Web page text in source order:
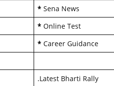
* Sena News
* Online Test
* Career Guidance
.Latest Bharti Rally